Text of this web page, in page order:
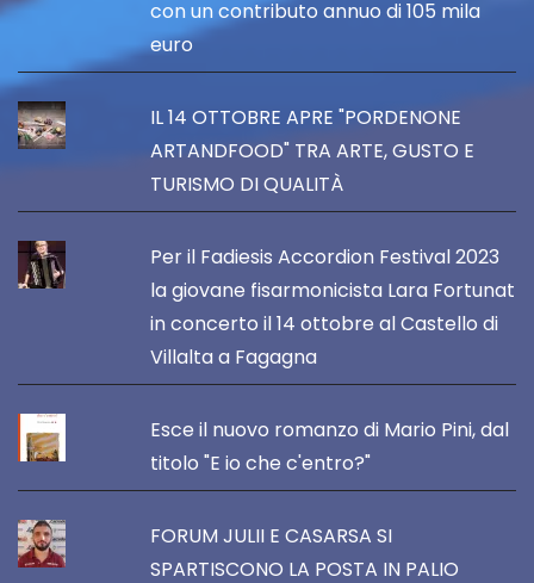
con un contributo annuo di 105 mila
euro
IL 14 OTTOBRE APRE "PORDENONE
ARTANDFOOD" TRA ARTE, GUSTO E
TURISMO DI QUALITÀ
Per il Fadiesis Accordion Festival 2023
la giovane fisarmonicista Lara Fortunat
in concerto il 14 ottobre al Castello di
Villalta a Fagagna
Esce il nuovo romanzo di Mario Pini, dal
titolo "E io che c'entro?"
FORUM JULII E CASARSA SI
SPARTISCONO LA POSTA IN PALIO